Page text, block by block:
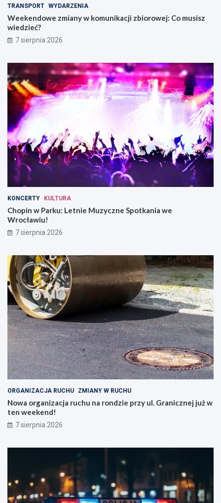
TRANSPORT WYDARZENIA
Weekendowe zmiany w komunikacji zbiorowej: Co musisz
wiedzieć?
7 sierpnia 2026
KONCERTY KULTURA
Chopin w Parku: Letnie Muzyczne Spotkania we
Wrocławiu!
7 sierpnia 2026
ORGANIZACJA RUCHU ZMIANY W RUCHU
Nowa organizacja ruchu na rondzie przy ul. Granicznej już w
ten weekend!
7 sierpnia 2026